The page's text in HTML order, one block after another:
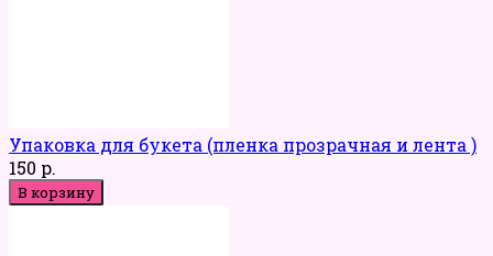
Упаковка для букета (пленка прозрачная и лента )
150 р.
В корзину